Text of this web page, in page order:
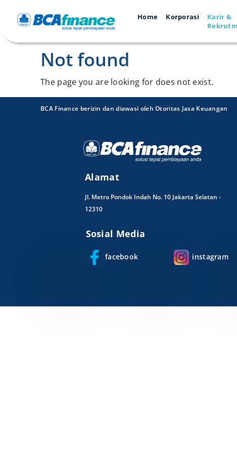
Home Korporasi
Karir &
Not found
The page you are looking for does not exist.
BCA Finance berizin dan diawasi oleh Otoritas Jasa Keuangan
Alamat
Jl. Metro Pondok Indah No. 10 Jakarta Selatan -
12310
Sosial Media
facebook instagram